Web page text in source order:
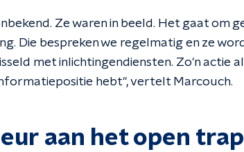
Ze waren in beeld. Het gaat om
Die bespreken we regelmatig en ze
met inlichtingendiensten. Zo'n actie
hebt", vertelt Marcouch.
aan het open